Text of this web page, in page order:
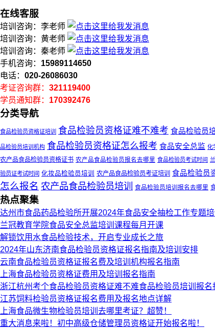
在线客服
培训咨询：李老师
培训咨询：黄老师
培训咨询：秦老师
手机咨询： 15989114650
电话： 020-26086030
考证咨询群： 321119400
学员通知群： 170392476
分类导航
食品检验员资格证培训 食品检验员资格证难不难考 食品检验员
品检验员培训机构 食品检验员资格证怎么报考 食品安全总监 化
农产品食品检验员资格证书 农产品食品检验员报名去哪里 食品检验员考试时间
验员证考试时间 化妆品检验员培训 农产品食品检验员考证培训 食品检验员
怎么报名 农产品食品检验员培训 食品检验员培训报名去哪里
热点聚集
达州市食品药品检验所开展2024年食品安全抽检工作专题
兰冠教育学院食品安全总监培训课程每月开课
解锁饮用水食品检验技术，开启专业成长之旅
2024年山东济南食品检验员资格证报名指南及培训安排
云南食品检验员资格证报名费及培训机构报名指南
上海食品检验员资格证费用及培训报名指南
浙江杭州考个食品检验员资格证难不难食品检验员培训报名
江苏饲料检验员资格证报名费用及报名地点详解
上海食品微生物检验员培训去哪里考证？超赞！
重大消息来啦！初中高级仓储管理员资格证开始报名啦！